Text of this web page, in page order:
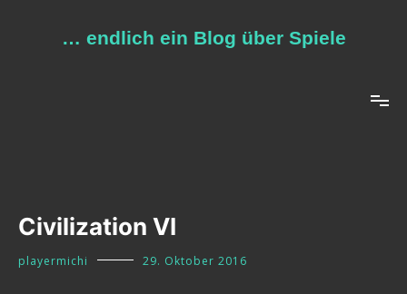
… endlich ein Blog über Spiele
Civilization VI
playermichi 29. Oktober 2016